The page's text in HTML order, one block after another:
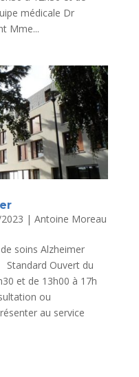
médicale Dr
Mme...
| Antoine Moreau
soins Alzheimer
Standard Ouvert du
et de 13h00 à 17h
ou
au service